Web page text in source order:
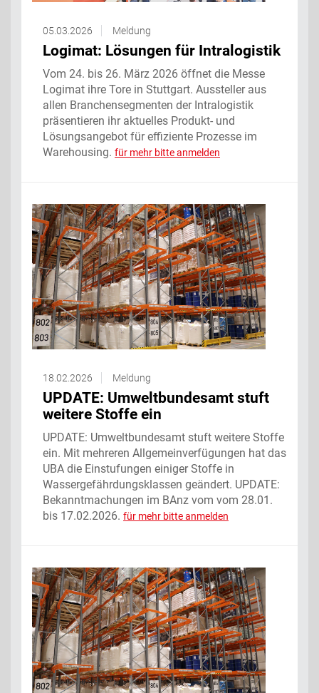
05.03.2026 Meldung
Logimat: Lösungen für Intralogistik
Vom 24. bis 26. März 2026 öffnet die Messe
Logimat ihre Tore in Stuttgart. Aussteller aus
allen Branchensegmenten der Intralogistik
präsentieren ihr aktuelles Produkt- und
Lösungsangebot für effiziente Prozesse im
Warehousing. für mehr bitte anmelden
18.02.2026 Meldung
UPDATE: Umweltbundesamt stuft
weitere Stoffe ein
UPDATE: Umweltbundesamt stuft weitere Stoffe
ein. Mit mehreren Allgemeinverfügungen hat das
UBA die Einstufungen einiger Stoffe in
Wassergefährdungsklassen geändert. UPDATE:
Bekanntmachungen im BAnz vom vom 28.01.
bis 17.02.2026. für mehr bitte anmelden